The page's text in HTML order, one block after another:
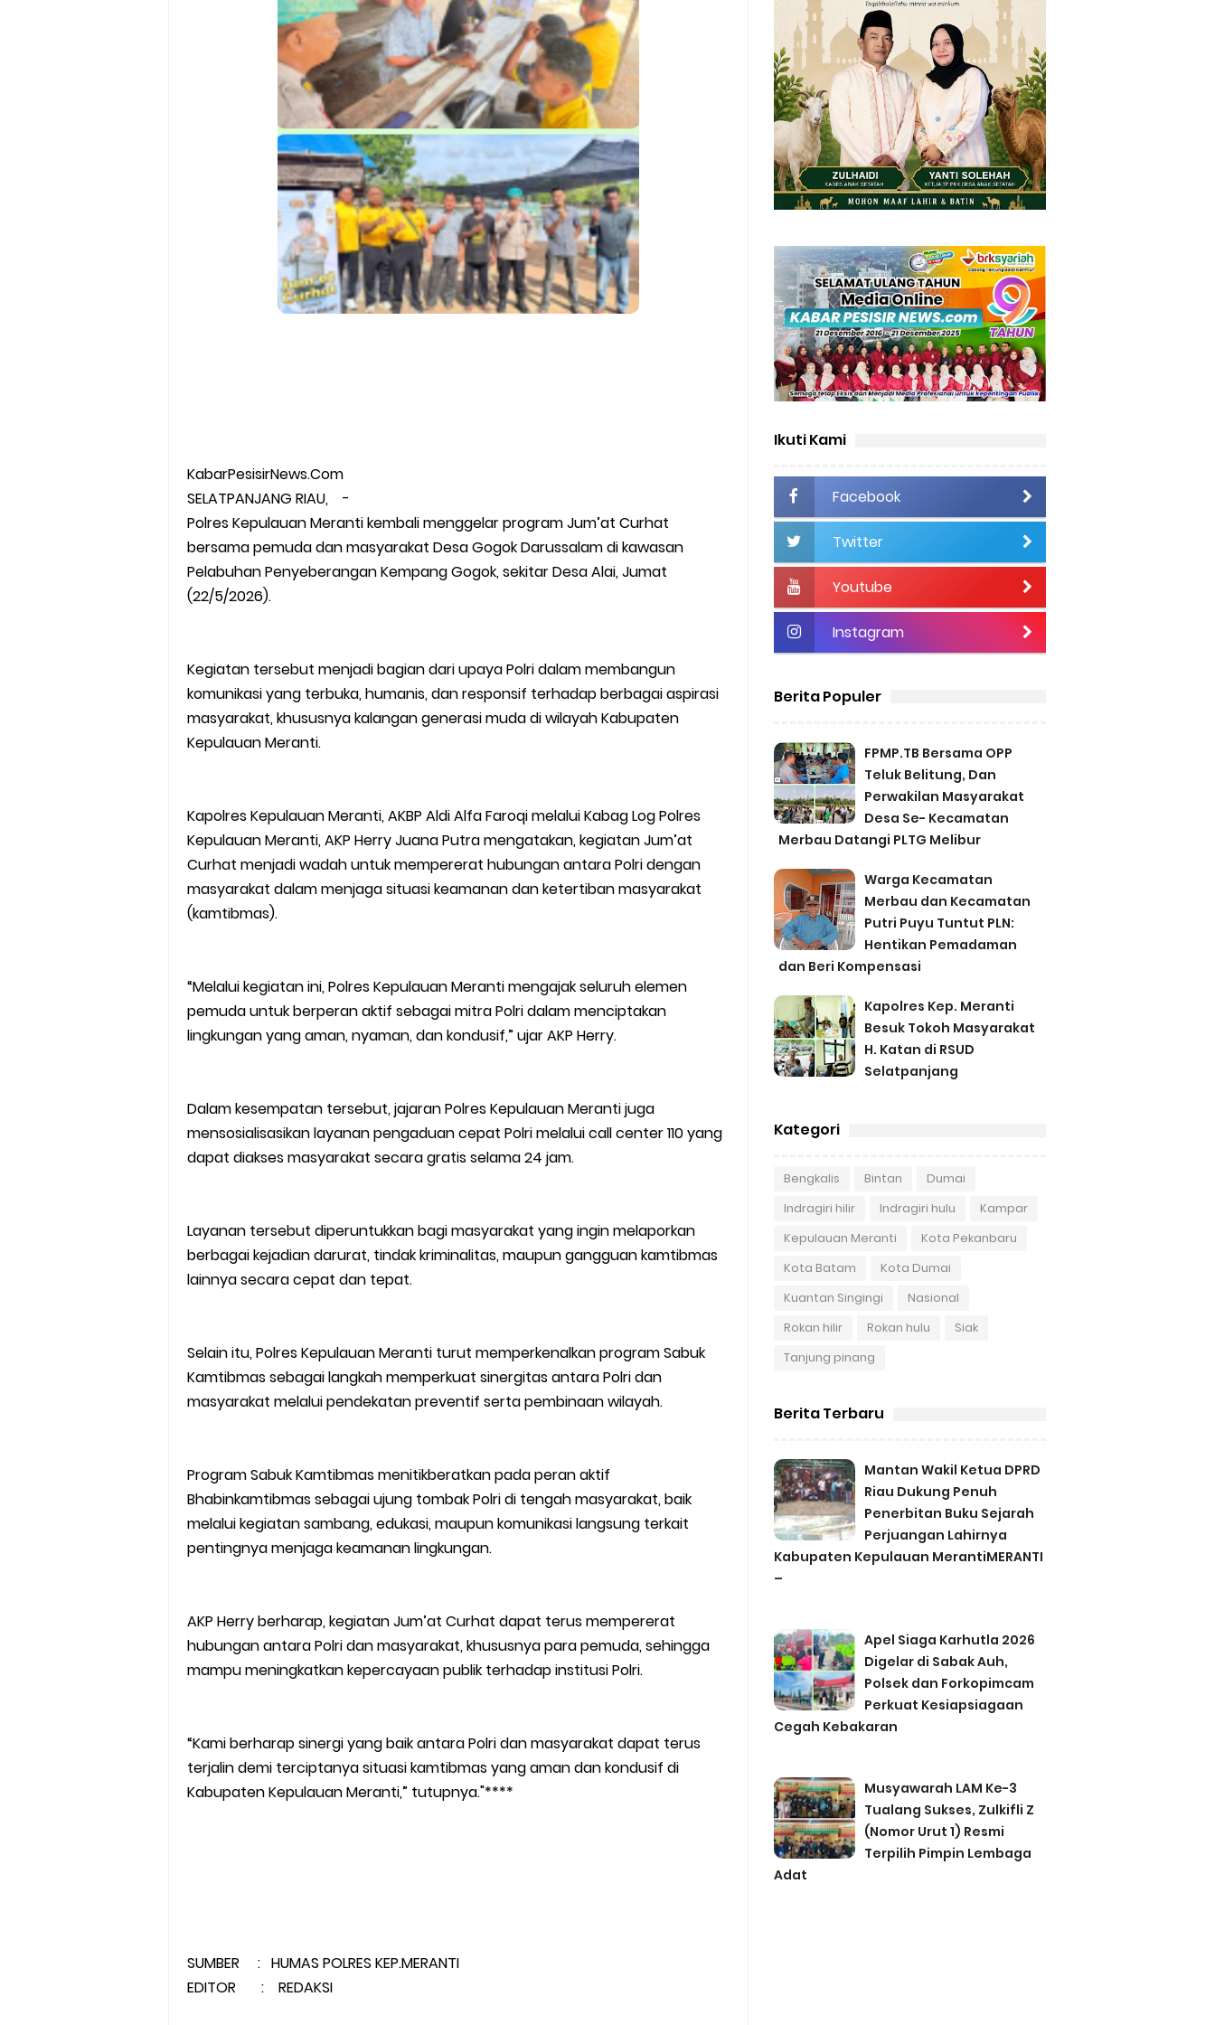
Friday, 7 August
KabarPesisirNews.Com
SELATPANJANG RIAU, -
Polres Kepulauan Meranti kembali menggelar program Jum’at Curhat
bersama pemuda dan masyarakat Desa Gogok Darussalam di kawasan
Pelabuhan Penyeberangan Kempang Gogok, sekitar Desa Alai, Jumat
(22/5/2026).
Kegiatan tersebut menjadi bagian dari upaya Polri dalam membangun
komunikasi yang terbuka, humanis, dan responsif terhadap berbagai aspirasi
masyarakat, khususnya kalangan generasi muda di wilayah Kabupaten
Kepulauan Meranti.
Kapolres Kepulauan Meranti, AKBP Aldi Alfa Faroqi melalui Kabag Log Polres
Kepulauan Meranti, AKP Herry Juana Putra mengatakan, kegiatan Jum’at
Curhat menjadi wadah untuk mempererat hubungan antara Polri dengan
masyarakat dalam menjaga situasi keamanan dan ketertiban masyarakat
(kamtibmas).
“Melalui kegiatan ini, Polres Kepulauan Meranti mengajak seluruh elemen
pemuda untuk berperan aktif sebagai mitra Polri dalam menciptakan
lingkungan yang aman, nyaman, dan kondusif,” ujar AKP Herry.
Dalam kesempatan tersebut, jajaran Polres Kepulauan Meranti juga
mensosialisasikan layanan pengaduan cepat Polri melalui call center 110 yang
dapat diakses masyarakat secara gratis selama 24 jam.
Layanan tersebut diperuntukkan bagi masyarakat yang ingin melaporkan
berbagai kejadian darurat, tindak kriminalitas, maupun gangguan kamtibmas
lainnya secara cepat dan tepat.
Selain itu, Polres Kepulauan Meranti turut memperkenalkan program Sabuk
Kamtibmas sebagai langkah memperkuat sinergitas antara Polri dan
masyarakat melalui pendekatan preventif serta pembinaan wilayah.
Program Sabuk Kamtibmas menitikberatkan pada peran aktif
Bhabinkamtibmas sebagai ujung tombak Polri di tengah masyarakat, baik
melalui kegiatan sambang, edukasi, maupun komunikasi langsung terkait
pentingnya menjaga keamanan lingkungan.
AKP Herry berharap, kegiatan Jum’at Curhat dapat terus mempererat
hubungan antara Polri dan masyarakat, khususnya para pemuda, sehingga
mampu meningkatkan kepercayaan publik terhadap institusi Polri.
“Kami berharap sinergi yang baik antara Polri dan masyarakat dapat terus
terjalin demi terciptanya situasi kamtibmas yang aman dan kondusif di
Kabupaten Kepulauan Meranti,” tutupnya."****
SUMBER : HUMAS POLRES KEP.MERANTI
EDITOR : REDAKSI
Ikuti Kami
Facebook
Twitter
Youtube
Instagram
Berita Populer
FPMP.TB Bersama OPP
Teluk Belitung, Dan
Perwakilan Masyarakat
Desa Se- Kecamatan
Merbau Datangi PLTG Melibur
Warga Kecamatan
Merbau dan Kecamatan
Putri Puyu Tuntut PLN:
Hentikan Pemadaman
dan Beri Kompensasi
Kapolres Kep. Meranti
Besuk Tokoh Masyarakat
H. Katan di RSUD
Selatpanjang
Kategori
Bengkalis Bintan
Dumai
Indragiri hilir
Indragiri hulu
Kampar
Kepulauan Meranti
Kota Pekanbaru
Kota Batam
Kota Dumai
Kuantan Singingi
Nasional
Rokan hilir
Rokan hulu
Siak
Tanjung pinang
Berita Terbaru
Mantan Wakil Ketua DPRD
Riau Dukung Penuh
Penerbitan Buku Sejarah
Perjuangan Lahirnya
Kabupaten Kepulauan MerantiMERANTI
–
Apel Siaga Karhutla 2026
Digelar di Sabak Auh,
Polsek dan Forkopimcam
Perkuat Kesiapsiagaan
Cegah Kebakaran
Musyawarah LAM Ke-3
Tualang Sukses, Zulkifli Z
(Nomor Urut 1) Resmi
Terpilih Pimpin Lembaga
Adat